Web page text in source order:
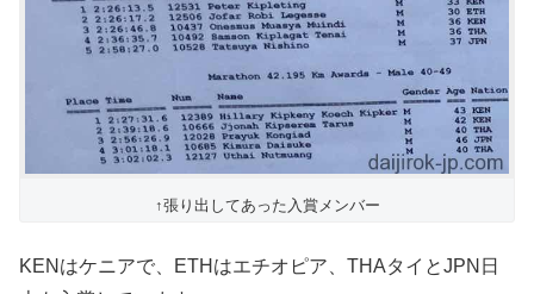
↑張り出してあった入賞メンバー
KENはケニアで、ETHはエチオピア、THAタイとJPN日